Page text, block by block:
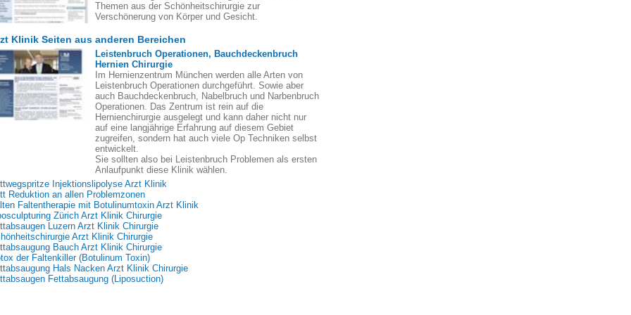
Themen aus der Schönheitschirurgie zur
Verschönerung von Körper und Gesicht.
Klinik Seiten aus anderen Bereichen
Leistenbruch Operationen, Bauchdeckenbruch
Hernien Chirurgie
Im Hernienzentrum München werden alle Arten von
Leistenbruch Operationen durchgeführt. Sowie aber
auch Bauchdeckenbruch, Nabelbruch und Narbenbruch
Operationen. Das Zentrum ist rein auf die
Hernienchirurgie ausgelegt und kann daher nicht nur
auf eine langjährige Erfahrung auf diesem Gebiet
zugreifen, sondern hat auch viele Op Techniken selbst
entwickelt.
Sie sollten also bei Leistenbruch Problemen als ersten
Anlaufpunkt diese Klinik wählen.
Injektionslipolyse Arzt Klinik
Reduktion an allen Problemzonen
Faltentherapie mit Botulinumtoxin Arzt Klinik
Zürich Arzt Klinik Chirurgie
Luzern Arzt Klinik Chirurgie
Arzt Klinik Chirurgie
Bauch Arzt Klinik Chirurgie
der Faltenkiller (Botulinum Toxin)
Hals Nacken Arzt Klinik Chirurgie
Fettabsaugung (Liposuction)